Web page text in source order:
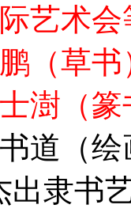
艺术
（草
澍（
书道（
出隶书